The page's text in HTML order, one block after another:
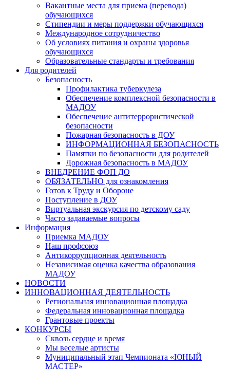
Вакантные места для приема (перевода)
обучающихся
Стипендии и меры поддержки обучающихся
Международное сотрудничество
Об условиях питания и охраны здоровья
обучающихся
Образовательные стандарты и требования
Для родителей
Безопасность
Профилактика туберкулеза
Обеспечение комплексной безопасности в
МАДОУ
Обеспечение антитеррористической
безопасности
Пожарная безопасность в ДОУ
ИНФОРМАЦИОННАЯ БЕЗОПАСНОСТЬ
Памятки по безопасности для родителей
Дорожная безопасность в МАДОУ
ВНЕДРЕНИЕ ФОП ДО
ОБЯЗАТЕЛЬНО для ознакомления
Готов к Труду и Обороне
Поступление в ДОУ
Виртуальная экскурсия по детскому саду
Часто задаваемые вопросы
Информация
Приемка МАДОУ
Наш профсоюз
Антикоррупционная деятельность
Независимая оценка качества образования
МАДОУ
НОВОСТИ
ИННОВАЦИОННАЯ ДЕЯТЕЛЬНОСТЬ
Региональная инновационная площадка
Федеральная инновационная площадка
Грантовые проекты
КОНКУРСЫ
Сквозь сердце и время
Мы веселые артисты
Муниципальный этап Чемпионата «ЮНЫЙ
МАСТЕР»